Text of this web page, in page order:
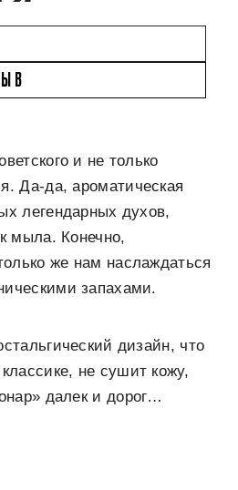
и не только
Да-да, ароматическая
легендарных духов,
мыла. Конечно,
же нам наслаждаться
запахами.
дизайн, что
не сушит кожу,
далек и дорог…